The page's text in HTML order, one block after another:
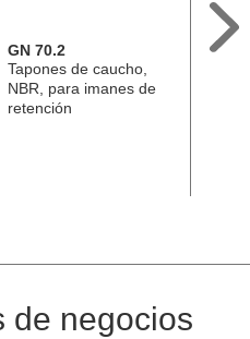
GN 70.2
Tapones de caucho,
NBR, para imanes de
retención
GN
de negocios